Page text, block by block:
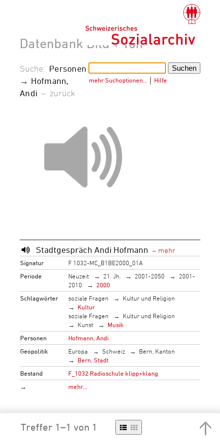
Datenbank Bild + Ton
mehr Suchoptionen… Hilfe
Suche: Personen
→ Hofmann,
Andi – zurück
Stadtgespräch Andi Hofmann
Signatur
F 1032-MC_B1BE2000_01A
Periode
Neuzeit 21. Jh. 2001-2050
2001-
2010
2000
Schlagwörter
soziale Fragen
Kultur und Religion
Kultur
soziale Fragen
Kultur und Religion
Kunst
Musik
Personen
Hofmann, Andi
Geopolitik
Europa Schweiz
Bern, Kanton
Bern, Stadt
Bestand
F_1032 Radioschule klipp+klang
→
mehr…
Treffer 1–1 von 1